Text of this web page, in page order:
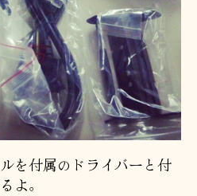
を付属のドライバーと付
よ。